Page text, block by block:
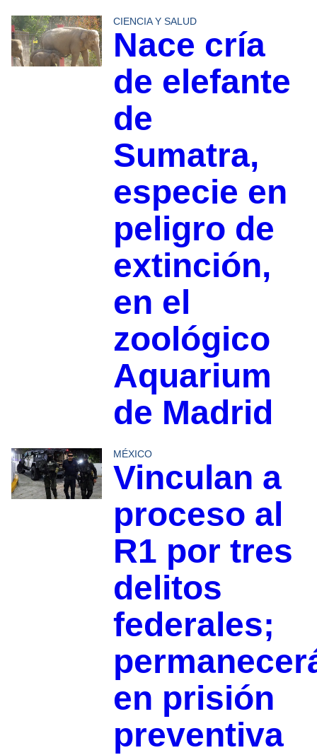
CIENCIA Y SALUD
Nace cría
de elefante
de
Sumatra,
especie en
peligro de
extinción,
en el
zoológico
Aquarium
de Madrid
MÉXICO
Vinculan a
proceso al
R1 por tres
delitos
federales;
en prisión
preventiva